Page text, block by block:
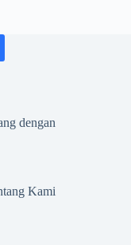
dengan
Kami